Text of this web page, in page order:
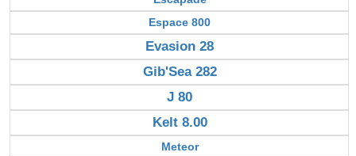
Espace 800
Evasion 28
Gib'Sea 282
J 80
Kelt 8.00
Meteor